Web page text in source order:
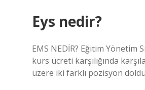
Eys nedir?
EMS NEDİR? Eğitim
kurs ücreti karşılığında
üzere iki farklı pozisyon